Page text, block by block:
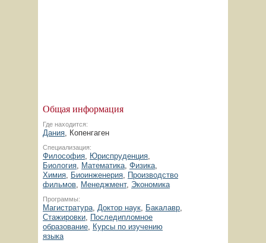
Общая информация
Где находится:
Дания, Копенгаген
Специализация:
Философия, Юриспруденция,
Биология, Математика, Физика,
Химия, Биоинженерия, Производство
фильмов, Менеджмент, Экономика
Программы:
Магистратура, Доктор наук, Бакалавр,
Стажировки, Последипломное
образование, Курсы по изучению
языка